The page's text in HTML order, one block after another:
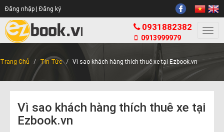
Đăng nhập | Đăng ký
0931882382
0913999979
Trang Chủ Tin Tức Vì sao khách hàng thích thuê xe tại Ezbook.vn
Vì sao khách hàng thích thuê xe tại
Ezbook.vn